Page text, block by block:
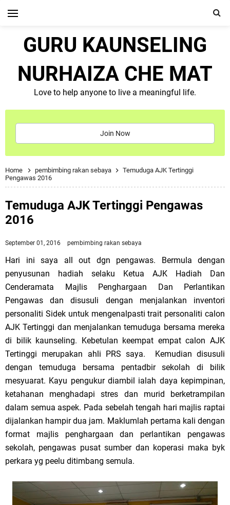
GURU KAUNSELING
NURHAIZA CHE MAT
Love to help anyone to live a meaningful life.
Join Now
Home pembimbing rakan sebaya
Temuduga AJK Tertinggi
Pengawas 2016
Temuduga AJK Tertinggi Pengawas
2016
September 01, 2016 pembimbing rakan sebaya
Hari ini saya all out dgn pengawas. Bermula dengan
penyusunan hadiah selaku Ketua AJK Hadiah Dan
Cenderamata Majlis Penghargaan Dan Perlantikan
Pengawas dan disusuli dengan menjalankan inventori
personaliti Sidek untuk mengenalpasti trait personaliti calon
AJK Tertinggi dan menjalankan temuduga bersama mereka
di bilik kaunseling. Kebetulan keempat empat calon AJK
Tertinggi merupakan ahli PRS saya. Kemudian disusuli
dengan temuduga bersama pentadbir sekolah di bilik
mesyuarat. Kayu pengukur diambil ialah daya kepimpinan,
ketahanan menghadapi stres dan murid berketrampilan
dalam semua aspek. Pada sebelah tengah hari majlis raptai
dijalankan hampir dua jam. Maklumlah pertama kali dengan
format majlis penghargaan dan perlantikan pengawas
sekolah, pengawas pusat sumber dan koperasi maka byk
perkara yg peelu ditimbang semula.